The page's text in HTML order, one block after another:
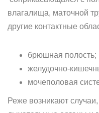
влагалища, маточной
другие контактные
брюшная полость;
желудочно-
мочеполовая
Реже возникают